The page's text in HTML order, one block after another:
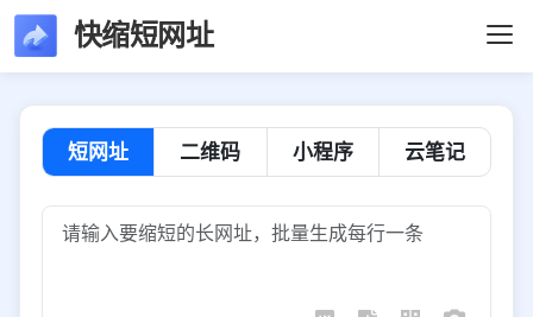
快缩短网址
短网址 二维码 小程序 云笔记